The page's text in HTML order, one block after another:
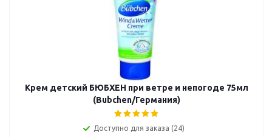
Крем детский БЮБХЕН при ветре и непогоде 75мл
(Bubchen/Германия)
Доступно для заказа (24)